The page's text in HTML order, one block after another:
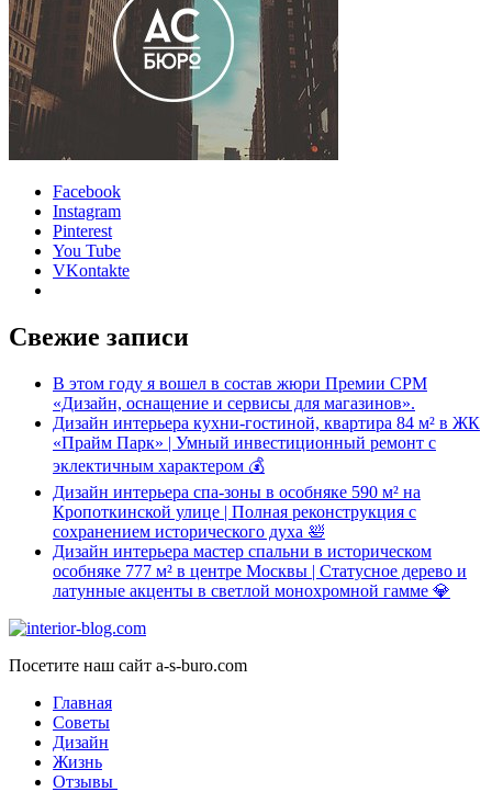
Facebook
Instagram
Pinterest
You Tube
VKontakte
Свежие записи
В этом году я вошел в состав жюри Премии CPM
«Дизайн, оснащение и сервисы для магазинов».
Дизайн интерьера кухни-гостиной, квартира 84 м² в ЖК
«Прайм Парк» | Умный инвестиционный ремонт с
эклектичным характером 💰
Дизайн интерьера спа-зоны в особняке 590 м² на
Кропоткинской улице | Полная реконструкция с
сохранением исторического духа 🛀
Дизайн интерьера мастер спальни в историческом
особняке 777 м² в центре Москвы | Статусное дерево и
латунные акценты в светлой монохромной гамме 💎
Посетите наш сайт a-s-buro.com
Главная
Советы
Дизайн
Жизнь
Отзывы